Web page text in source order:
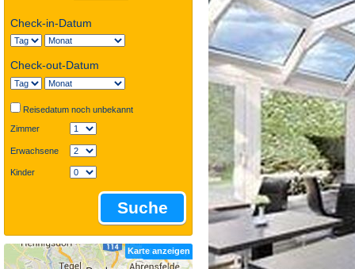
Check-in-Datum
Check-out-Datum
Reisedatum noch unbekannt
Zimmer
Erwachsene
Kinder
Suche
Karte anzeigen